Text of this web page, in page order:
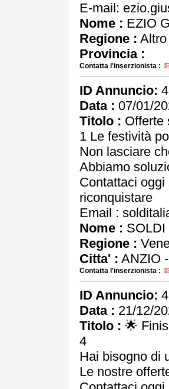
E-mail:
Nome : EZIO
Regione :
Provincia :
Contatta l'inserzionista :
ID Annuncio:
Data : 07/01/
Titolo : Offerte
1 Le festività
Non lasciare
Abbiamo
Contattaci
riconquistare
Email :
Nome : SOLDI
Regione :
Citta' : ANZIO
Contatta l'inserzionista :
ID Annuncio:
Data : 21/12/
Titolo : 🌟
4
Hai bisogno di
Le nostre